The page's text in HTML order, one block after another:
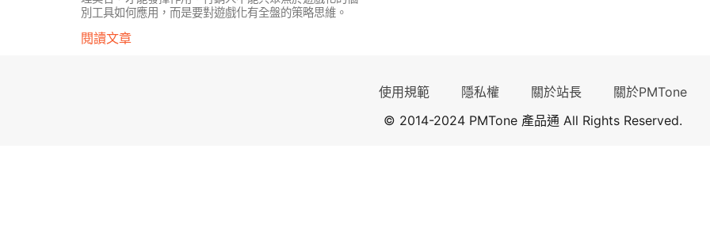
別工具如何應用，而是要對遊戲化有全盤的策略思維。
閱讀文章
使用規範 隱私權 關於站長
關於PMTone
© 2014-2024 PMTone 產品通 All Rights Reserved.